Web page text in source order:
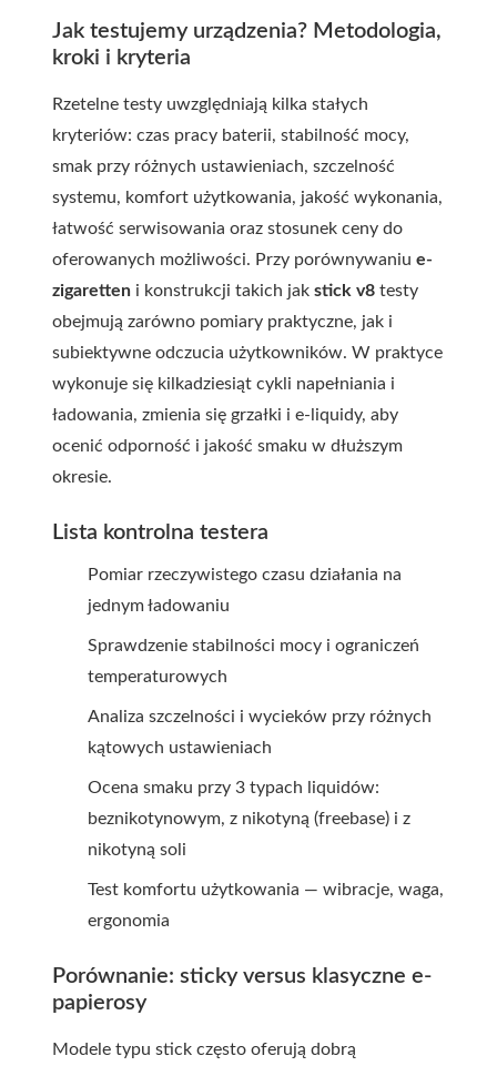
Jak testujemy urządzenia? Metodologia,
kroki i kryteria
Rzetelne testy uwzględniają kilka stałych
kryteriów: czas pracy baterii, stabilność mocy,
smak przy różnych ustawieniach, szczelność
systemu, komfort użytkowania, jakość wykonania,
łatwość serwisowania oraz stosunek ceny do
oferowanych możliwości. Przy porównywaniu e-
zigaretten i konstrukcji takich jak stick v8 testy
obejmują zarówno pomiary praktyczne, jak i
subiektywne odczucia użytkowników. W praktyce
wykonuje się kilkadziesiąt cykli napełniania i
ładowania, zmienia się grzałki i e-liquidy, aby
ocenić odporność i jakość smaku w dłuższym
okresie.
Lista kontrolna testera
Pomiar rzeczywistego czasu działania na
jednym ładowaniu
Sprawdzenie stabilności mocy i ograniczeń
temperaturowych
Analiza szczelności i wycieków przy różnych
kątowych ustawieniach
Ocena smaku przy 3 typach liquidów:
beznikotynowym, z nikotyną (freebase) i z
nikotyną soli
Test komfortu użytkowania — wibracje, waga,
ergonomia
Porównanie: sticky versus klasyczne e-
papierosy
Modele typu stick często oferują dobrą